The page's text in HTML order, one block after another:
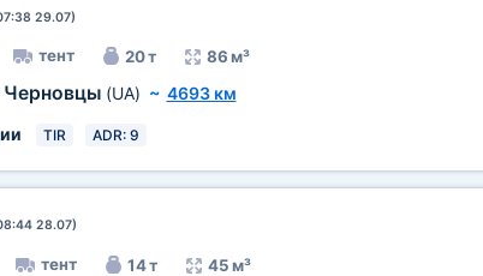
29.07)
тент 20 т 86 м³
Черновцы (UA) ~ 4693 км
TIR ADR: 9
28.07)
тент 14 т 45 м³